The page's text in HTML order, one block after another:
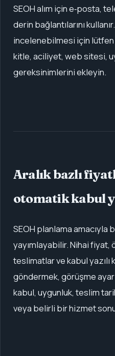
SEOH alım için e‑posta,
derin bağlantılarını
incelenebilmesi için
kitle, aciliyet, web sitesi,
gereksinimlerini ekleyin.
Aralık bazlı
otomatik kabul
SEOH planlama amacıyla
yayımlayabilir. Nihai fiyat,
teslimatlar ve kabul
göndermek, görüşme
kabul, uygunluk, teslim
veya belirli bir hizmet